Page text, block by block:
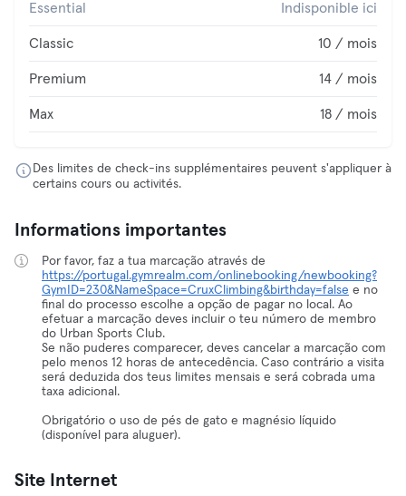
Essential Indisponible ici
Classic 10 / mois
Premium 14 / mois
Max 18 / mois
Des limites de check-ins supplémentaires peuvent s'appliquer à
certains cours ou activités.
Informations importantes
Por favor, faz a tua marcação através de
https://portugal.gymrealm.com/onlinebooking/newbooking?
GymID=230&NameSpace=CruxClimbing&birthday=false e no
final do processo escolhe a opção de pagar no local. Ao
efetuar a marcação deves incluir o teu número de membro
do Urban Sports Club.
Se não puderes comparecer, deves cancelar a marcação com
pelo menos 12 horas de antecedência. Caso contrário a visita
será deduzida dos teus limites mensais e será cobrada uma
taxa adicional.
Obrigatório o uso de pés de gato e magnésio líquido
(disponível para aluguer).
Site Internet